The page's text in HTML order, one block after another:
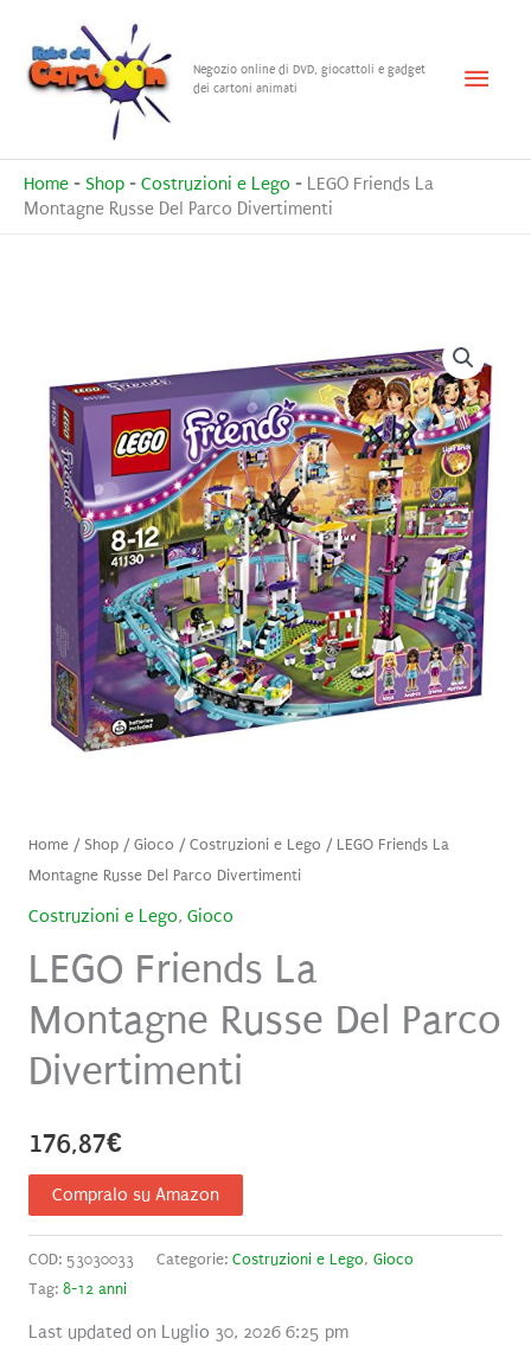
contenuto
Negozio online di DVD, giocattoli e gadget
dei cartoni animati
Menu
Home - Shop - Costruzioni e Lego - LEGO Friends La
Montagne Russe Del Parco Divertimenti
Home/ Shop/Gioco /Costruzioni e Lego / LEGO Friends La
Montagne Russe Del Parco Divertimenti
Costruzioni e Lego, Gioco
LEGO Friends La
Montagne Russe Del Parco
Divertimenti
176,87€
Compralo su Amazon
COD: 53030033 Categorie: Costruzioni e Lego, Gioco
Tag: 8-12 anni
Last updated on Luglio 30, 2026 6:25 pm